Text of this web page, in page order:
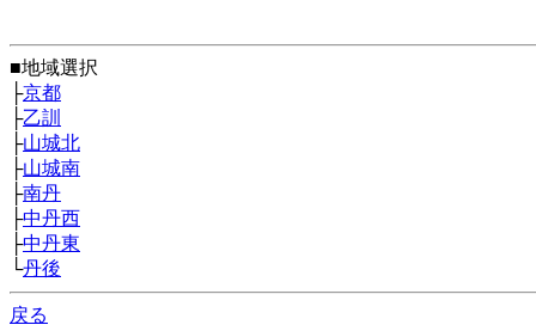
■地域選択
├京都
├乙訓
├山城北
├山城南
├南丹
├中丹西
├中丹東
└丹後
戻る